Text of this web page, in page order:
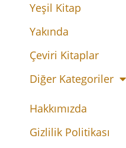
Yeşil Kitap
Yakında
Çeviri Kitaplar
Diğer Kategoriler
Hakkımızda
Gizlilik Politikası